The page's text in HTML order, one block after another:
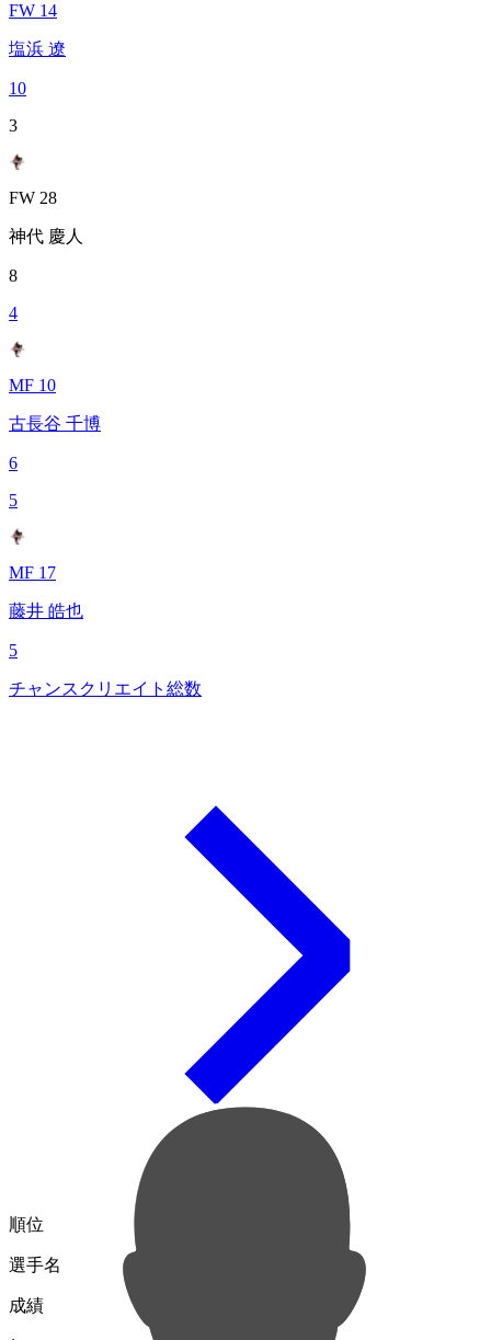
FW 14
塩浜 遼
10
3
FW 28
神代 慶人
8
4
MF 10
古長谷 千博
6
5
MF 17
藤井 皓也
5
チャンスクリエイト総数
順位
選手名
成績